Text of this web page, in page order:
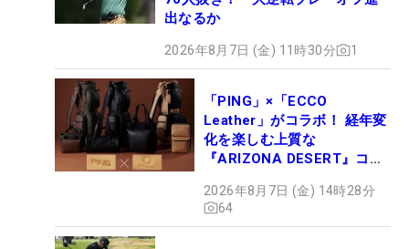
出なるか
2026年8月7日 (金) 11時30分 1
「PING」×「ECCO
Leather」がコラボ！ 経年変
化を楽しむ上質な
『ARIZONA DESERT』コレ
ュー
2026年8月7日 (金) 14時28分
64